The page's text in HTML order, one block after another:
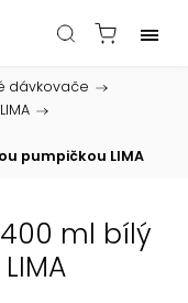
dávkovače /
/
pumpičkou LIMA
ml bílý